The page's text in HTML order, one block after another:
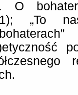
O
„To